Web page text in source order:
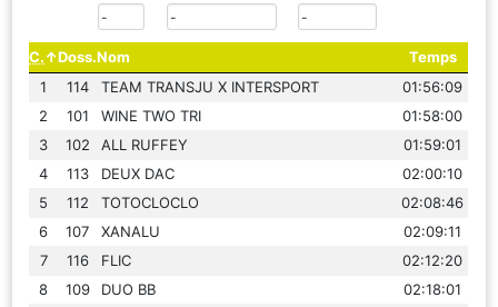
C. Doss.Nom
Temps
1
114 TEAM TRANSJU X INTERSPORT
01:56:09
2
101 WINE TWO TRI
01:58:00
3
102 ALL RUFFEY
01:59:01
4
113 DEUX DAC
02:00:10
5
112 TOTOCLOCLO
02:08:46
6
107 XANALU
02:09:11
7
116 FLIC
02:12:20
8
109 DUO BB
02:18:01